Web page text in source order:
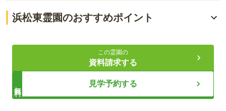
浜松東霊園のおすすめポイント
アクセス抜群の便利な立地
安心の宗教不問と永代供養
この霊園の
資料請求する
見学予約する